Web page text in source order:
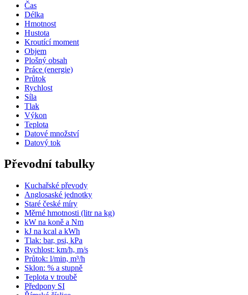
Čas
Délka
Hmotnost
Hustota
Kroutící moment
Objem
Plošný obsah
Práce (energie)
Průtok
Rychlost
Síla
Tlak
Výkon
Teplota
Datové množství
Datový tok
Převodní tabulky
Kuchařské převody
Anglosaské jednotky
Staré české míry
Měrné hmotnosti (litr na kg)
kW na koně a Nm
kJ na kcal a kWh
Tlak: bar, psi, kPa
Rychlost: km/h, m/s
Průtok: l/min, m³/h
Sklon: % a stupně
Teplota v troubě
Předpony SI